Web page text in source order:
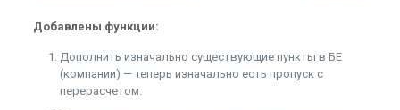
Добавлены функции:
Дополнить изначально существующие пункты в БЕ
(компании) — теперь изначально есть пропуск с
перерасчетом.